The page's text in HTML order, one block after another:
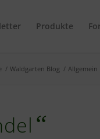
Produkte
/ Waldgarten Blog / Allgemein
“